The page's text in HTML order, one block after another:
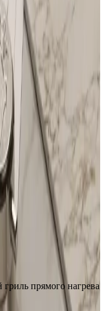
modules-
прямого нагрева